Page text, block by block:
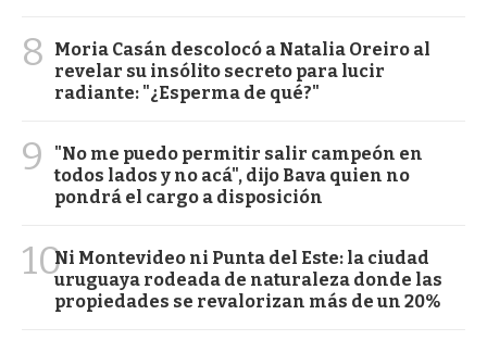
8
Moria Casán descolocó a Natalia Oreiro al
revelar su insólito secreto para lucir
radiante: "¿Esperma de qué?"
9
"No me puedo permitir salir campeón en
todos lados y no acá", dijo Bava quien no
pondrá el cargo a disposición
10Ni Montevideo ni Punta del Este: la ciudad
uruguaya rodeada de naturaleza donde las
propiedades se revalorizan más de un 20%